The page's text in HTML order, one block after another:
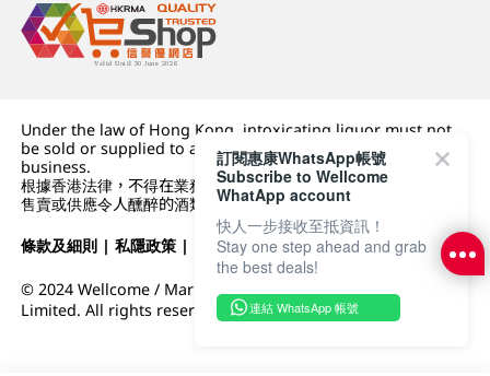
Under the law of Hong Kong, intoxicating liquor must not
be sold or supplied to a minor (under 18) in the course of
business.
根據香港法律，不得在業務過程中，向未成年人 (18 歲以下人士)
售賣或供應令人醺醉的酒類。
條款及細則 |私隱政策 | DFI零售集團
© 2024 Wellcome / Market Place. The Dairy Farm Company
Limited. All rights reserved.
訂閱惠康WhatsApp帳號
Subscribe to Wellcome
WhatApp account
快人一步接收至抵資訊！
Stay one step ahead and grab
the best deals!
連結 WhatsApp 帳號